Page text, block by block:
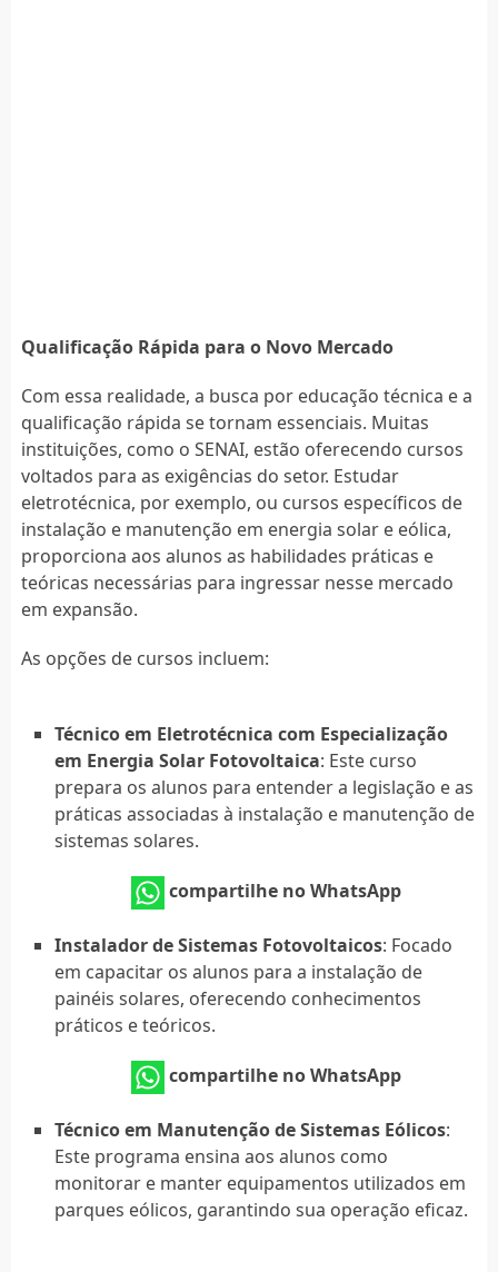
Qualificação Rápida para o Novo Mercado
Com essa realidade, a busca por educação técnica e a
qualificação rápida se tornam essenciais. Muitas
instituições, como o SENAI, estão oferecendo cursos
voltados para as exigências do setor. Estudar
eletrotécnica, por exemplo, ou cursos específicos de
instalação e manutenção em energia solar e eólica,
proporciona aos alunos as habilidades práticas e
teóricas necessárias para ingressar nesse mercado
em expansão.
As opções de cursos incluem:
Técnico em Eletrotécnica com Especialização
em Energia Solar Fotovoltaica: Este curso
prepara os alunos para entender a legislação e as
práticas associadas à instalação e manutenção de
sistemas solares.
compartilhe no WhatsApp
Instalador de Sistemas Fotovoltaicos: Focado
em capacitar os alunos para a instalação de
painéis solares, oferecendo conhecimentos
práticos e teóricos.
compartilhe no WhatsApp
Técnico em Manutenção de Sistemas Eólicos:
Este programa ensina aos alunos como
monitorar e manter equipamentos utilizados em
parques eólicos, garantindo sua operação eficaz.